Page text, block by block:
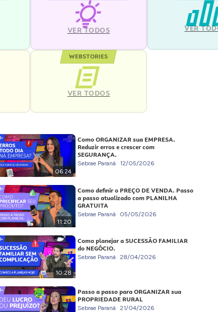
VER TODOS VER
WEBSTORIES
VER TODOS
06:24
Como ORGANIZAR sua EMPRESA.
Reduzir erros e crescer com
SEGURANÇA.
Sebrae Paraná 12/05/2026
11:20
Como definir o PREÇO DE VENDA. Passo
a passo atualizado com PLANILHA
GRATUITA
Sebrae Paraná 05/05/2026
10:28
Como planejar a SUCESSÃO FAMILIAR
do NEGÓCIO.
Sebrae Paraná 28/04/2026
Passo a passo para ORGANIZAR sua
PROPRIEDADE RURAL
Sebrae Paraná 21/04/2026